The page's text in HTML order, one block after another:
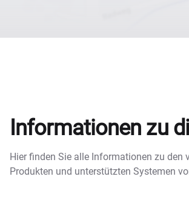
Informationen zu
Hier finden Sie alle Informationen zu den
Produkten und unterstützten Systemen